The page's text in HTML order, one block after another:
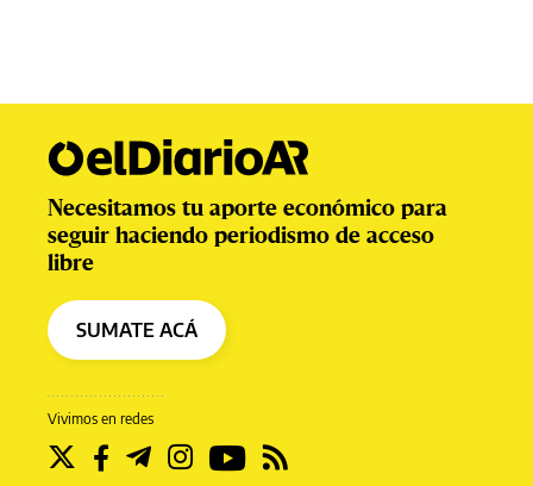
Vivimos en redes
Necesitamos tu aporte económico para
seguir haciendo periodismo de acceso
libre
SUMATE ACÁ